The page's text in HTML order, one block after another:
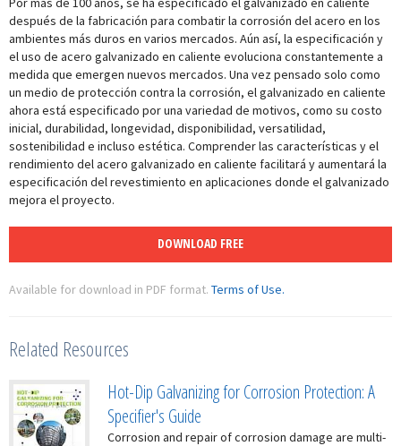
después de la fabricación para combatir la corrosión del acero en los
ambientes más duros en varios mercados. Aún así, la especificación y
el uso de acero galvanizado en caliente evoluciona constantemente a
medida que emergen nuevos mercados. Una vez pensado solo como
un medio de protección contra la corrosión, el galvanizado en caliente
ahora está especificado por una variedad de motivos, como su costo
inicial, durabilidad, longevidad, disponibilidad, versatilidad,
sostenibilidad e incluso estética. Comprender las características y el
rendimiento del acero galvanizado en caliente facilitará y aumentará la
especificación del revestimiento en aplicaciones donde el galvanizado
mejora el proyecto.
DOWNLOAD FREE
Available for download in PDF format. Terms of Use.
Related Resources
Hot-Dip Galvanizing for Corrosion Protection: A
Specifier's Guide
Corrosion and repair of corrosion damage are multi-